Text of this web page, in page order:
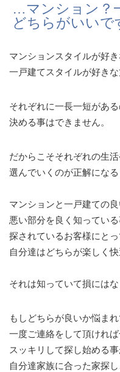
…マンション？
どちらがいい
マンションスタイルが好き
一戸建てスタイルが好きな
それぞれに一長一短があ
決める事はできません。
だからこそそれぞれの生
選んでいくのが正解になる
マンションと一戸建ての良
悪い部分を良く知ってい
探されているお客様にとっ
自分達はどちらが楽しく
それは知っていて損にはな
もしどちらが良いか悩まれ
一度ご連絡をして頂けれ
スッキリして探し始める
自分達家族に合った家探